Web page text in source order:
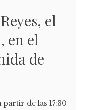
el
en el
de
partir de las 17:30